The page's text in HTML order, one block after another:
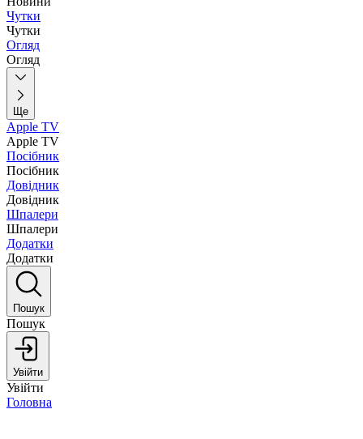
Чутки
Чутки
Огляд
Огляд
Ще
Apple TV
Apple TV
Посібник
Посібник
Довідник
Довідник
Шпалери
Шпалери
Додатки
Додатки
Пошук
Пошук
Увійти
Увійти
Головна